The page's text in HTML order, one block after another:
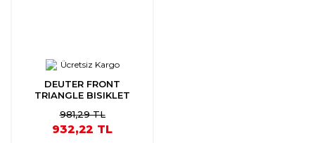
Ücretsiz Kargo
DEUTER FRONT
TRIANGLE BISIKLET
981,29 TL
932,22 TL